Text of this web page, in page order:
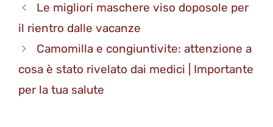
Le migliori maschere viso doposole per
il rientro dalle vacanze
Camomilla e congiuntivite: attenzione a
cosa è stato rivelato dai medici | Importante
per la tua salute